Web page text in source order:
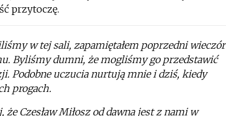
przytoczę.
w tej sali, zapamiętałem poprzedni wieczór
Byliśmy dumni, że mogliśmy go przedstawić
Podobne uczucia nurtują mnie i dziś, kiedy
progach.
Czesław Miłosz od dawna jest z nami w